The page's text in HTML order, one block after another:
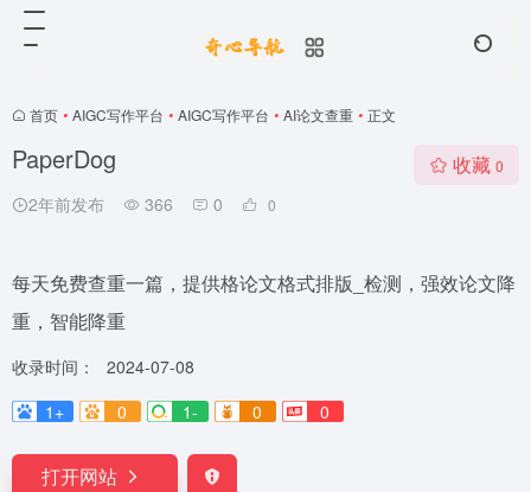
首页 • AIGC写作平台 • AIGC写作平台 • AI论文查重 • 正文
PaperDog
2年前发布 366 0 0
收藏 0
每天免费查重一篇，提供格论文格式排版_检测，强效论文降
重，智能降重
收录时间：
2024-07-08
1+
0 1- 0 0
打开网站